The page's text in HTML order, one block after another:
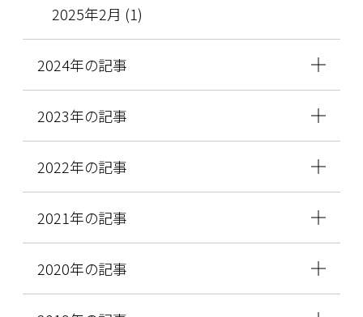
2025年2月 (1)
2024年の記事
2023年の記事
2022年の記事
2021年の記事
2020年の記事